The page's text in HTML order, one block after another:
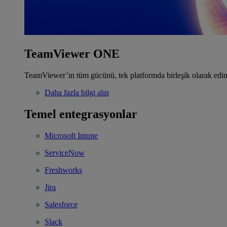
TeamViewer ONE
TeamViewer’ın tüm gücünü, tek platformda birleşik olarak
Daha fazla bilgi alın
Temel entegrasyonlar
Microsoft Intune
ServiceNow
Freshworks
Jira
Salesforce
Slack